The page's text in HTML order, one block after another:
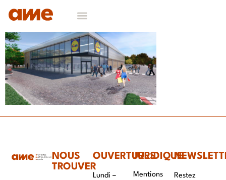
NOUS
TROUVER
OUVERTURES
Lundi –
JURIDIQUE
Mentions
Restez